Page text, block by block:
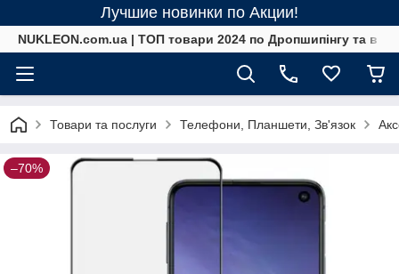
Лучшие новинки по Акции!
NUKLEON.com.ua | ТОП товари 2024 по Дропшипінгу та в
Товари та послуги Телефони, Планшети, Зв'язок
–70%